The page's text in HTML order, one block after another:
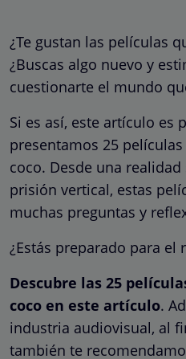
¿Te gustan las películas
¿Buscas algo nuevo y
cuestionarte el mundo
Si es así, este artículo es
presentamos 25
coco. Desde una
prisión vertical, estas
muchas preguntas y
¿Estás preparado para el
Descubre las 25
coco en este artículo.
industria audiovisual, al
también te